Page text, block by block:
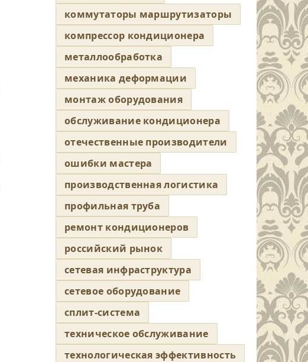
коммутаторы маршрутизаторы
компрессор кондиционера
металлообработка
механика деформации
монтаж оборудования
обслуживание кондиционера
отечественные производители
ошибки мастера
производственная логистика
профильная труба
ремонт кондиционеров
российский рынок
сетевая инфраструктура
сетевое оборудование
сплит-система
техническое обслуживание
технологическая эффективность